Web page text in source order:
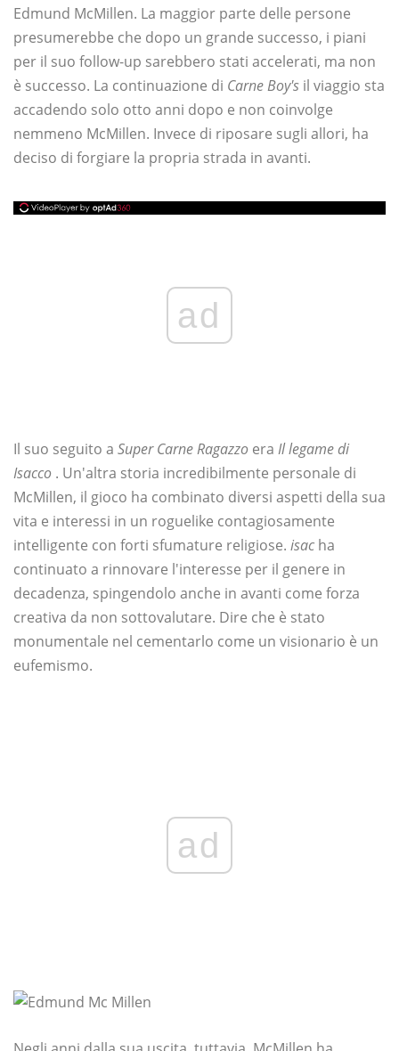
Edmund McMillen. La maggior parte delle persone
presumerebbe che dopo un grande successo, i piani
per il suo follow-up sarebbero stati accelerati, ma non
è successo. La continuazione di Carne Boy's il viaggio sta
accadendo solo otto anni dopo e non coinvolge
nemmeno McMillen. Invece di riposare sugli allori, ha
deciso di forgiare la propria strada in avanti.
ad
Il suo seguito a Super Carne Ragazzo era Il legame di
Isacco . Un'altra storia incredibilmente personale di
McMillen, il gioco ha combinato diversi aspetti della sua
vita e interessi in un roguelike contagiosamente
intelligente con forti sfumature religiose. isac ha
continuato a rinnovare l'interesse per il genere in
decadenza, spingendolo anche in avanti come forza
creativa da non sottovalutare. Dire che è stato
monumentale nel cementarlo come un visionario è un
eufemismo.
ad